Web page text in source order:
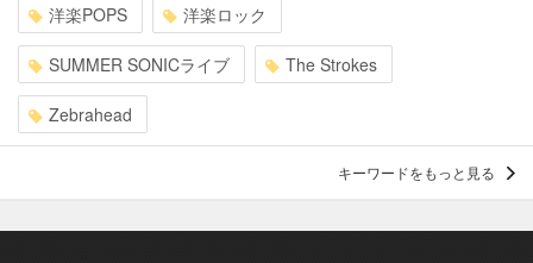
洋楽POPS 洋楽ロック
SUMMER SONICライブ The Strokes
Zebrahead
キーワードをもっと見る